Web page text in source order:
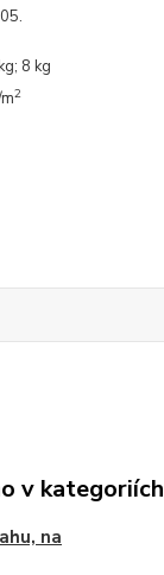
8 kg
2
v kategoriích
na